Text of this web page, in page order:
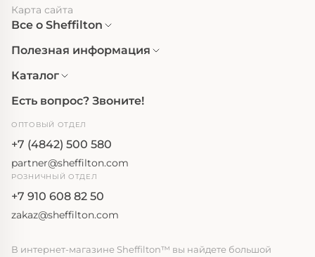
Карта сайта
Все о Sheffilton
Полезная информация
Каталог
Есть вопрос? Звоните!
ОПТОВЫЙ ОТДЕЛ
+7 (4842) 500 580
partner@sheffilton.com
РОЗНИЧНЫЙ ОТДЕЛ
+7 910 608 82 50
zakaz@sheffilton.com
В интернет-магазине Sheffilton™ вы найдете большой